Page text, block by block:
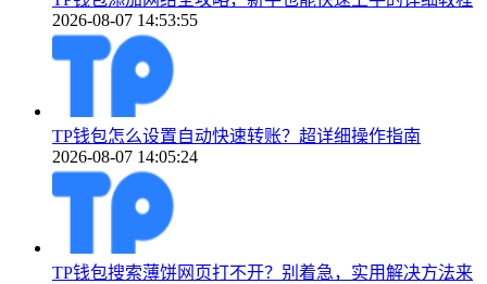
2026-08-07 14:53:55
TP钱包怎么设置自动快速转账？超详细操作指南
2026-08-07 14:05:24
TP钱包搜索薄饼网页打不开？别着急，实用解决方法来